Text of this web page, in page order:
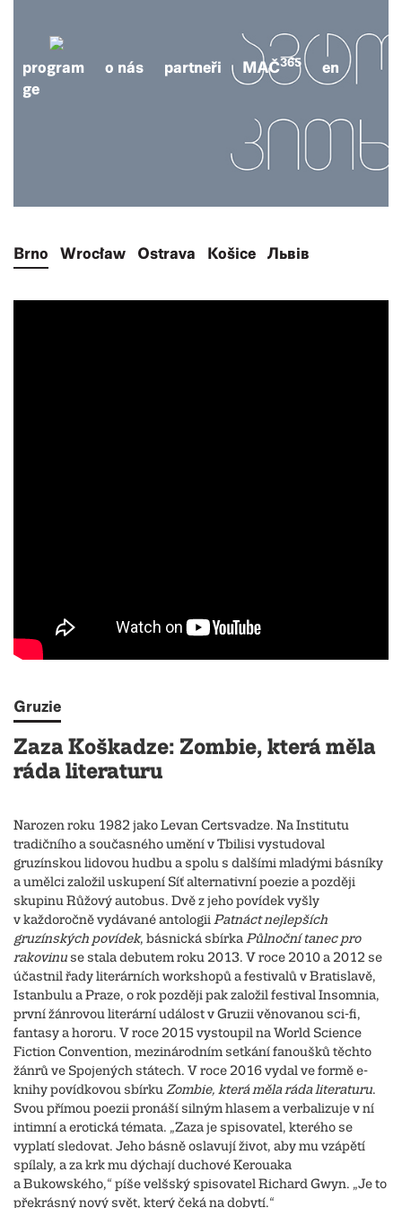
program o nás partneři MAČ365
en
ge
Brno Wrocław Ostrava Košice Львів
Gruzie
Zaza Koškadze: Zombie, která měla
ráda literaturu
Narozen roku 1982 jako Levan Certsvadze. Na Institutu
tradičního a současného umění v Tbilisi vystudoval
gruzínskou lidovou hudbu a spolu s dalšími mladými básníky
a umělci založil uskupení Síť alternativní poezie a později
skupinu Růžový autobus. Dvě z jeho povídek vyšly
v každoročně vydávané antologii Patnáct nejlepších
gruzínských povídek, básnická sbírka Půlnoční tanec pro
rakovinu se stala debutem roku 2013. V roce 2010 a 2012 se
účastnil řady literárních workshopů a festivalů v Bratislavě,
Istanbulu a Praze, o rok později pak založil festival Insomnia,
první žánrovou literární událost v Gruzii věnovanou sci-fi,
fantasy a hororu. V roce 2015 vystoupil na World Science
Fiction Convention, mezinárodním setkání fanoušků těchto
žánrů ve Spojených státech. V roce 2016 vydal ve formě e-
knihy povídkovou sbírku Zombie, která měla ráda literaturu.
Svou přímou poezii pronáší silným hlasem a verbalizuje v ní
intimní a erotická témata. „Zaza je spisovatel, kterého se
vyplatí sledovat. Jeho básně oslavují život, aby mu vzápětí
spílaly, a za krk mu dýchají duchové Kerouaka
a Bukowského,“ píše velšský spisovatel Richard Gwyn. „Je to
překrásný nový svět, který čeká na dobytí.“